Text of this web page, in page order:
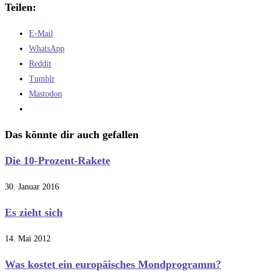
Teilen:
E-Mail
WhatsApp
Reddit
Tumblr
Mastodon
Das könnte dir auch gefallen
Die 10-Prozent-Rakete
30. Januar 2016
Es zieht sich
14. Mai 2012
Was kostet ein europäisches Mondprogramm?